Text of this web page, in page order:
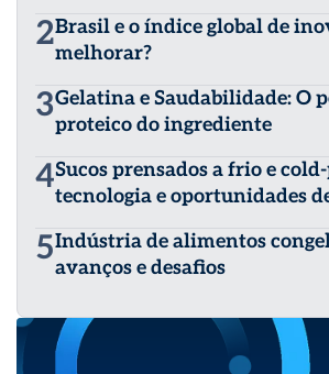
2Brasil e o índice global de
melhorar?
3Gelatina e Saudabilidade: O
proteico do ingrediente
4Sucos prensados a frio e
tecnologia e oportunidades
5Indústria de alimentos
avanços e desafios